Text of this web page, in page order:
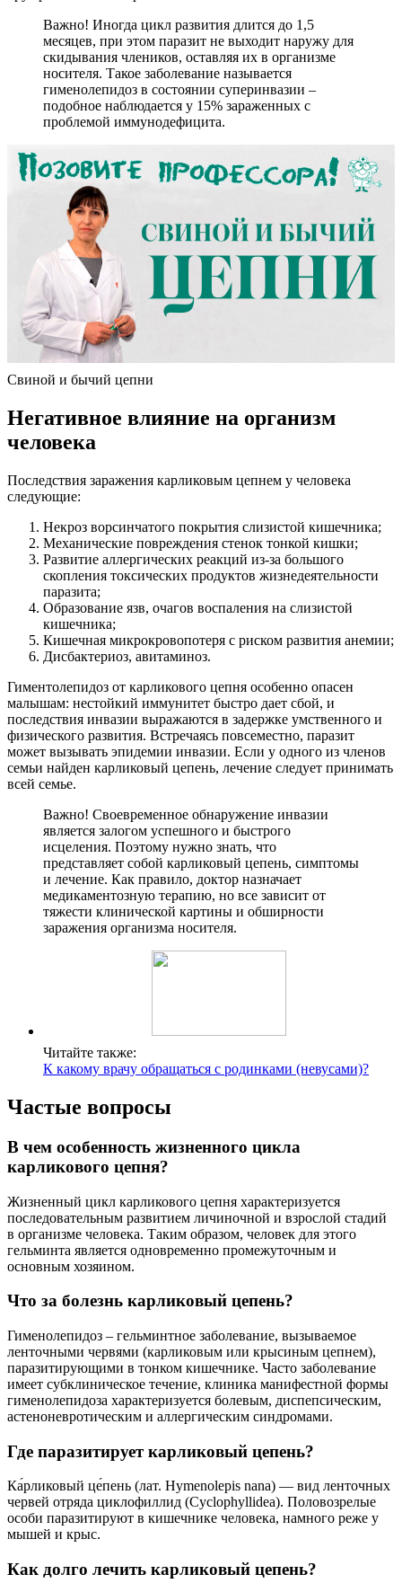
Важно! Иногда цикл развития длится до 1,5
месяцев, при этом паразит не выходит наружу для
скидывания члеников, оставляя их в организме
носителя. Такое заболевание называется
гименолепидоз в состоянии суперинвазии –
подобное наблюдается у 15% зараженных с
проблемой иммунодефицита.
Свиной и бычий цепни
Негативное влияние на организм
человека
Последствия заражения карликовым цепнем у человека
следующие:
Некроз ворсинчатого покрытия слизистой кишечника;
Механические повреждения стенок тонкой кишки;
Развитие аллергических реакций из-за большого
скопления токсических продуктов жизнедеятельности
паразита;
Образование язв, очагов воспаления на слизистой
кишечника;
Кишечная микрокровопотеря с риском развития анемии;
Дисбактериоз, авитаминоз.
Гиментолепидоз от карликового цепня особенно опасен
малышам: нестойкий иммунитет быстро дает сбой, и
последствия инвазии выражаются в задержке умственного и
физического развития. Встречаясь повсеместно, паразит
может вызывать эпидемии инвазии. Если у одного из членов
семьи найден карликовый цепень, лечение следует принимать
всей семье.
Важно! Своевременное обнаружение инвазии
является залогом успешного и быстрого
исцеления. Поэтому нужно знать, что
представляет собой карликовый цепень, симптомы
и лечение. Как правило, доктор назначает
медикаментозную терапию, но все зависит от
тяжести клинической картины и обширности
заражения организма носителя.
Читайте также:
К какому врачу обращаться с родинками (невусами)?
Частые вопросы
В чем особенность жизненного цикла
карликового цепня?
Жизненный цикл карликового цепня характеризуется
последовательным развитием личиночной и взрослой стадий
в организме человека. Таким образом, человек для этого
гельминта является одновременно промежуточным и
основным хозяином.
Что за болезнь карликовый цепень?
Гименолепидоз – гельминтное заболевание, вызываемое
ленточными червями (карликовым или крысиным цепнем),
паразитирующими в тонком кишечнике. Часто заболевание
имеет субклиническое течение, клиника манифестной формы
гименолепидоза характеризуется болевым, диспепсическим,
астеноневротическим и аллергическим синдромами.
Где паразитирует карликовый цепень?
Ка́рликовый це́пень (лат. Hymenolepis nana) — вид ленточных
червей отряда циклофиллид (Cyclophyllidea). Половозрелые
особи паразитируют в кишечнике человека, намного реже у
мышей и крыс.
Как долго лечить карликовый цепень?